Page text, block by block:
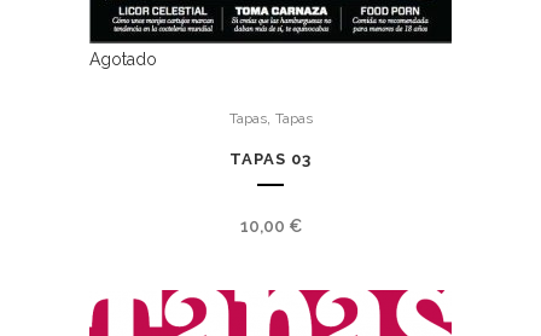
Agotado
Tapas, Tapas
TAPAS 03
10,00 €